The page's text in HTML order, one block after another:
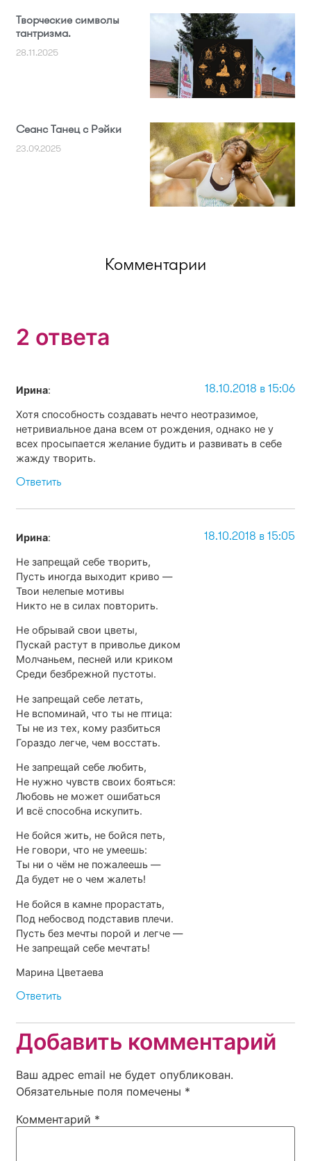
Творческие символы
тантризма.
28.11.2025
Сеанс Танец с Рэйки
23.09.2025
Комментарии
2 ответа
Ирина: 18.10.2018 в 15:06
Хотя способность создавать нечто неотразимое,
нетривиальное дана всем от рождения, однако не у
всех просыпается желание будить и развивать в себе
жажду творить.
Ответить
Ирина: 18.10.2018 в 15:05
Не запрещай себе творить,
Пусть иногда выходит криво —
Твои нелепые мотивы
Никто не в силах повторить.
Не обрывай свои цветы,
Пускай растут в приволье диком
Молчаньем, песней или криком
Среди безбрежной пустоты.
Не запрещай себе летать,
Не вспоминай, что ты не птица:
Ты не из тех, кому разбиться
Гораздо легче, чем восстать.
Не запрещай себе любить,
Не нужно чувств своих бояться:
Любовь не может ошибаться
И всё способна искупить.
Не бойся жить, не бойся петь,
Не говори, что не умеешь:
Ты ни о чём не пожалеешь —
Да будет не о чем жалеть!
Не бойся в камне прорастать,
Под небосвод подставив плечи.
Пусть без мечты порой и легче —
Не запрещай себе мечтать!
Марина Цветаева
Ответить
Добавить комментарий
Ваш адрес email не будет опубликован.
Обязательные поля помечены *
Комментарий *